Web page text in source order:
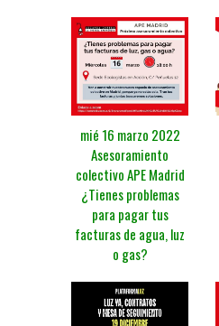
mié 16 marzo 2022
Asesoramiento
colectivo APE Madrid
¿Tienes problemas
para pagar tus
facturas de agua, luz
o gas?